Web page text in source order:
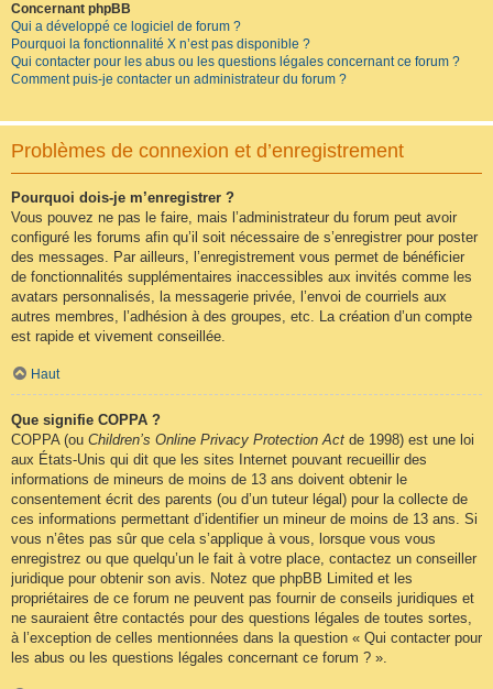
Concernant phpBB
Qui a développé ce logiciel de forum ?
Pourquoi la fonctionnalité X n’est pas disponible ?
Qui contacter pour les abus ou les questions légales concernant ce forum ?
Comment puis-je contacter un administrateur du forum ?
Problèmes de connexion et d’enregistrement
Pourquoi dois-je m’enregistrer ?
Vous pouvez ne pas le faire, mais l’administrateur du forum peut avoir
configuré les forums afin qu’il soit nécessaire de s’enregistrer pour poster
des messages. Par ailleurs, l’enregistrement vous permet de bénéficier
de fonctionnalités supplémentaires inaccessibles aux invités comme les
avatars personnalisés, la messagerie privée, l’envoi de courriels aux
autres membres, l’adhésion à des groupes, etc. La création d’un compte
est rapide et vivement conseillée.
Haut
Que signifie COPPA ?
COPPA (ou Children’s Online Privacy Protection Act de 1998) est une loi
aux États-Unis qui dit que les sites Internet pouvant recueillir des
informations de mineurs de moins de 13 ans doivent obtenir le
consentement écrit des parents (ou d’un tuteur légal) pour la collecte de
ces informations permettant d’identifier un mineur de moins de 13 ans. Si
vous n’êtes pas sûr que cela s’applique à vous, lorsque vous vous
enregistrez ou que quelqu’un le fait à votre place, contactez un conseiller
juridique pour obtenir son avis. Notez que phpBB Limited et les
propriétaires de ce forum ne peuvent pas fournir de conseils juridiques et
ne sauraient être contactés pour des questions légales de toutes sortes,
à l’exception de celles mentionnées dans la question « Qui contacter pour
les abus ou les questions légales concernant ce forum ? ».